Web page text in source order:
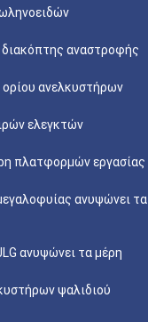
διακόπτης αναστροφής
ανελκυστήρων
ελεγκτών
πλατφορμών εργασίας
ανυψώνει τα
ανυψώνει τα μέρη
ψαλιδιού